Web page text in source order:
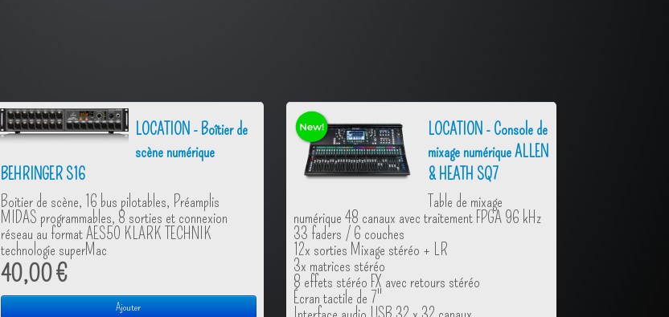
LOCATION - Boîtier de
scène numérique
BEHRINGER S16
Boitier de scène, 16 bus pilotables, Préamplis
MIDAS programmables, 8 sorties et connexion
réseau au format AES50 KLARK TECHNIK
technologie superMac
40,00 €
Ajouter
LOCATION - Console de
mixage numérique ALLEN
& HEATH SQ7
Table de mixage
numérique 48 canaux avec traitement FPGA 96 kHz
33 faders / 6 couches
12x sorties Mixage stéréo + LR
3x matrices stéréo
8 effets stéréo FX avec retours stéréo
Écran tactile de 7"